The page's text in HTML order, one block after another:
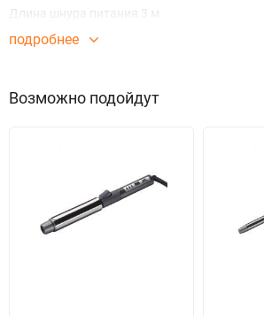
Длина шнура питания 3 м
Мощность 76 Вт
подробнее
Возможно подойдут